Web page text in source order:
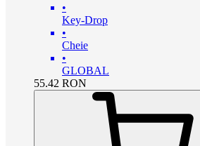
•
Key-Drop
•
Cheie
•
GLOBAL
55.42 RON